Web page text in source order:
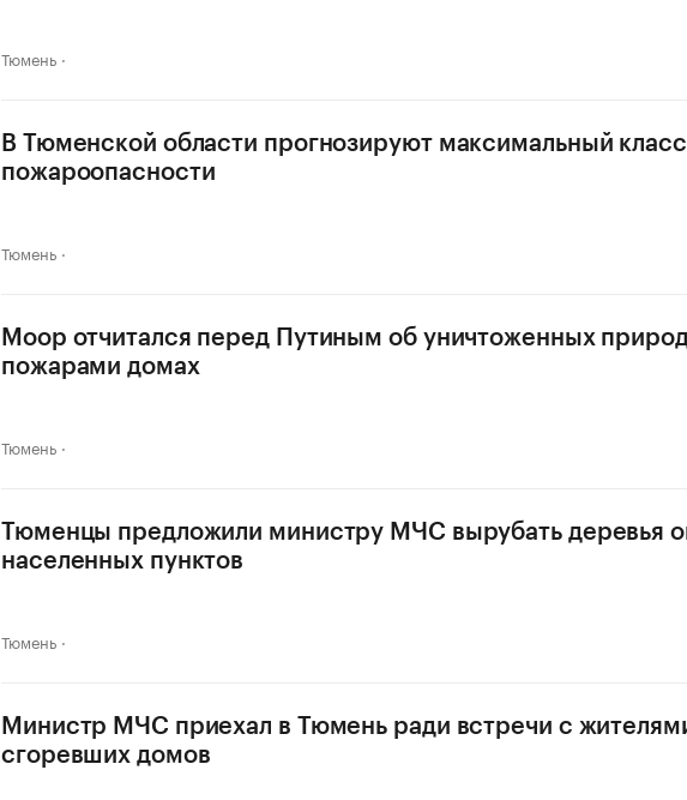
Тюмень
В Тюменской области прогнозируют максимальный класс
пожароопасности
Тюмень
Моор отчитался перед Путиным об уничтоженных
пожарами домах
Тюмень
Тюменцы предложили министру МЧС вырубать деревья
населенных пунктов
Тюмень
Министр МЧС приехал в Тюмень ради встречи с
сгоревших домов